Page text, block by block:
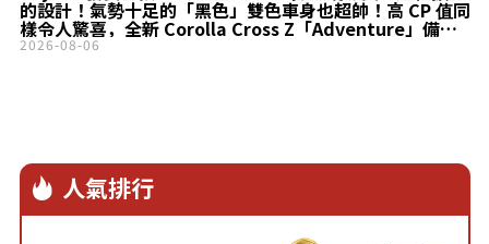
的設計！氣勢十足的「黑色」雙色車身也超帥！高 CP 值同
樣令人驚喜，全新 Corolla Cross Z「Adventure」備受
矚目！
2026-08-06
人氣排行